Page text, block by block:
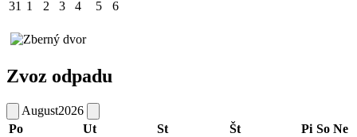
31 1 2 3 4 5 6
Zvoz odpadu
August2026
Po
Ut St Št Pi So Ne